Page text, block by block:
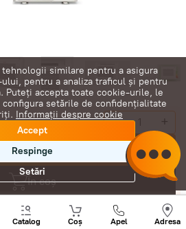
- +
Cumpără acum
În coș
Negociază
Catalog Coș Apel Adresa
Sunați
+
similare pentru a asigura
pentru a analiza traficul și pentru
Puteți accepta toate cookie-urile, le
setările de confidențialitate
Informații despre cookie
Accept
Respinge
Setări